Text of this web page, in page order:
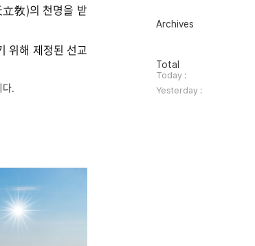
敎)의 천명을 받
위해 제정된 선교
.
Archives
방
문
자
수
Total
Today :
Yesterday :